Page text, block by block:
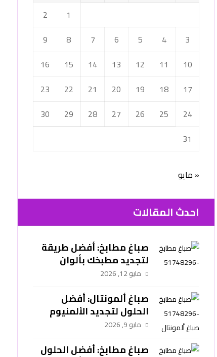
1
2
3
4
5
6
7
8
9
10
11
12
13
14
15
16
17
18
19
20
21
22
23
24
25
26
27
28
29
30
31
« مايو
احدث المقالات
صباغ مطابخ: أفضل طريقة
لتجديد مطبخك بألوان
عصرية وتشطيب يدوم طويلًا
مايو 12, 2026
صباغ ألمونتال: أفضل
الحلول لتجديد الألمنيوم
بألوان عصرية وتشطيب
مايو 9, 2026
صباغ مطابخ: أفضل الحلول